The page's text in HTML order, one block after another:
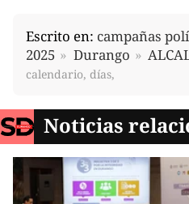
Escrito en: campañas
2025
Durango
calendario, días,
Noticias